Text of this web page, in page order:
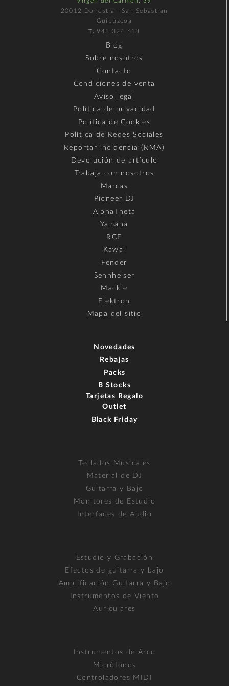
20012 Donostia - San Sebastián
Guipúzcoa
T. 943 324 618
Blog
Sobre nosotros
Contacto
Condiciones de venta
Aviso legal
Política de privacidad
Política de Cookies
Política de Redes Sociales
Reportar incidencia (RMA)
Devolución de artículo
Trabaja con nosotros
Marcas
Pioneer DJ
AlphaTheta
Yamaha
RCF
Kawai
Fender
Sennheiser
Mackie
Elektron
Mapa del sitio
Novedades
Rebajas
Packs
B Stocks
Tarjetas Regalo
Outlet
Black Friday
Teclados Musicales
Material de DJ
Guitarra y Bajo
Monitores de Estudio
Interfaces de Audio
Estudio y Grabación
Efectos de guitarra y bajo
Amplificación Guitarra y Bajo
Instrumentos de Viento
Auriculares
Instrumentos de Arco
Micrófonos
Controladores MIDI